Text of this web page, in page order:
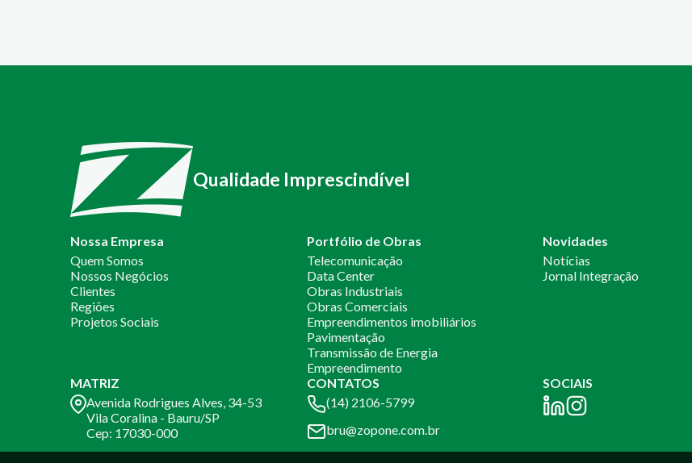
Qualidade Imprescindível
Nossa Empresa
Quem Somos
Nossos Negócios
Clientes
Regiões
Projetos Sociais
Portfólio de Obras
Telecomunicação
Data Center
Obras Industriais
Obras Comerciais
Empreendimentos imobiliários
Pavimentação
Transmissão de Energia
Empreendimento
Novidades
Notícias
Jornal Integração
MATRIZ
Avenida Rodrigues Alves, 34-53
Vila Coralina - Bauru/SP
Cep: 17030-000
CONTATOS
(14) 2106-5799
bru@zopone.com.br
SOCIAIS